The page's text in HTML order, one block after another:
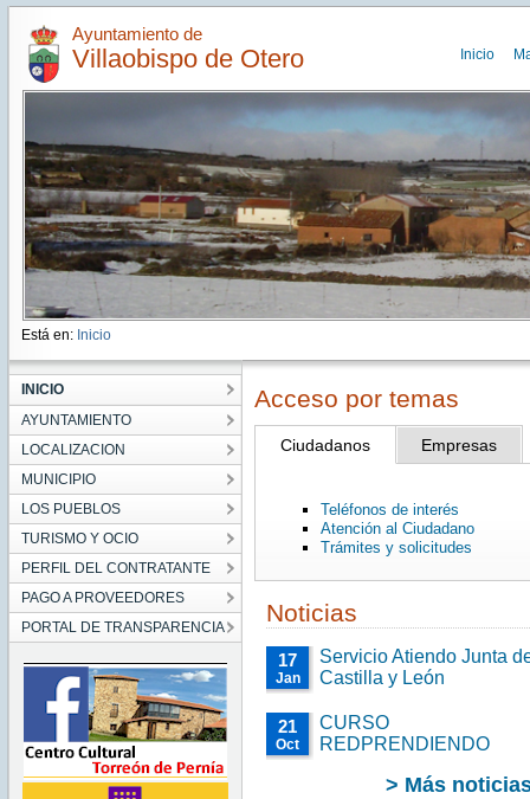
Ayuntamiento de
Villaobispo de Otero Inicio
Está en: Inicio
INICIO
AYUNTAMIENTO
LOCALIZACION
MUNICIPIO
LOS PUEBLOS
TURISMO Y OCIO
PERFIL DEL CONTRATANTE
PAGO A PROVEEDORES
PORTAL DE TRANSPARENCIA
Acceso por temas
Ciudadanos Empresas
Teléfonos de interés
Atención al Ciudadano
Trámites y solicitudes
Noticias
17
Jan
Servicio Atiendo Junta
Castilla y León
21
Oct
CURSO
REDPRENDIENDO
> Más